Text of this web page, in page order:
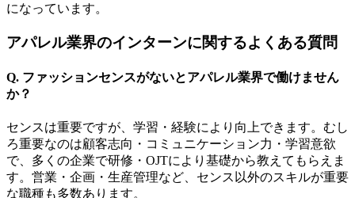
になっています。
アパレル業界のインターンに関するよくある質問
Q. ファッションセンスがないとアパレル業界で働けません
か？
センスは重要ですが、学習・経験により向上できます。むし
ろ重要なのは顧客志向・コミュニケーション力・学習意欲
で、多くの企業で研修・OJTにより基礎から教えてもらえま
す。営業・企画・生産管理など、センス以外のスキルが重要
な職種も多数あります。